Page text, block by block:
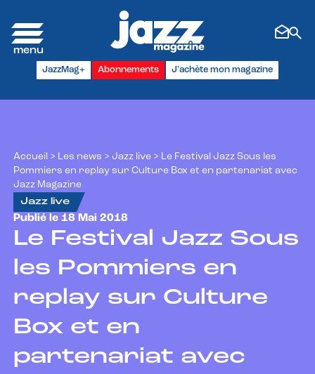
JazzMag+ Abonnements J'achète mon magazine
Accueil > Les news > Jazz live > Le Festival Jazz Sous les
Pommiers en replay sur Culture Box et en partenariat avec
Jazz Magazine
Jazz live
Publié le 18 Mai 2018
Le Festival Jazz Sous
les Pommiers en
replay sur Culture
Box et en
partenariat avec